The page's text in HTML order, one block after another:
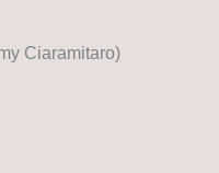
Ciaramitaro)